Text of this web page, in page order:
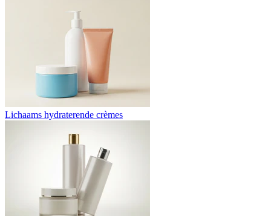
Lichaams hydraterende crèmes